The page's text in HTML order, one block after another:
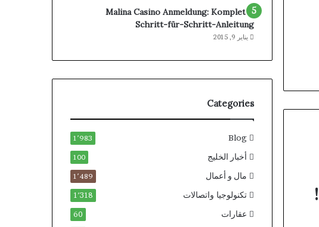
Malina Casino Anmeldung: Komplette
Schritt-für-Schritt-Anleitung
يناير 9, 2015
Categories
Blog 1٬983
أخبار الخليج 100
مال و أعمال 1٬489
تكنولوجيا واتصالات 1٬318
عقارات 60